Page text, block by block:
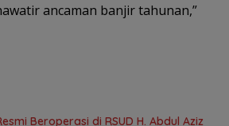
ancaman banjir tahunan,”
Beroperasi di RSUD H. Abdul Aziz